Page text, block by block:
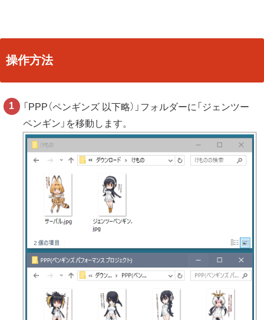
操作方法
「PPP（ペンギンズ 以下略）」フォルダーに「ジェンツー
ペンギン」を移動します。